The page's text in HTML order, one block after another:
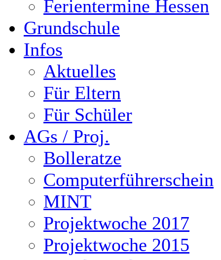
Ferientermine Hessen
Grundschule
Infos
Aktuelles
Für Eltern
Für Schüler
AGs / Proj.
Bolleratze
Computerführerschein
MINT
Projektwoche 2017
Projektwoche 2015